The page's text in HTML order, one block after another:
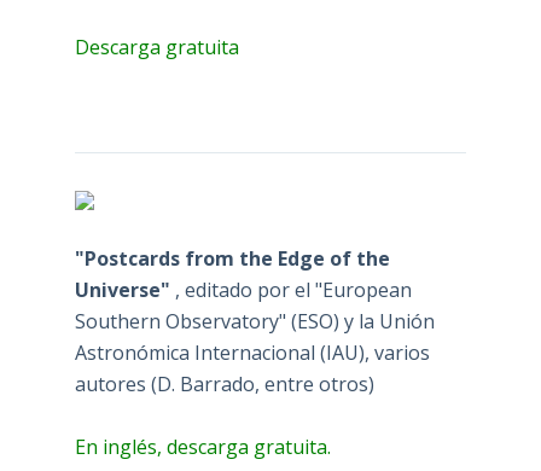
Descarga gratuita
"Postcards from the Edge of the
Universe" , editado por el "European
Southern Observatory" (ESO) y la Unión
Astronómica Internacional (IAU), varios
autores (D. Barrado, entre otros)
En inglés, descarga gratuita.